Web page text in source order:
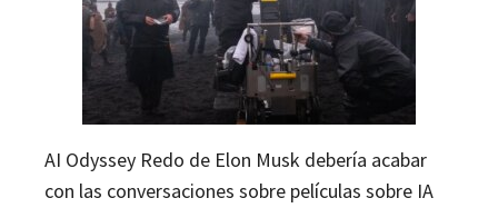
AI Odyssey Redo de Elon Musk debería acabar
con las conversaciones sobre películas sobre IA